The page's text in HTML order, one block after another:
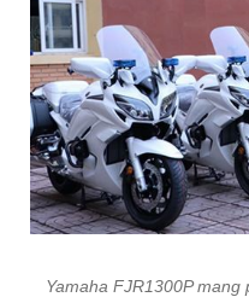
Yamaha FJR1300P